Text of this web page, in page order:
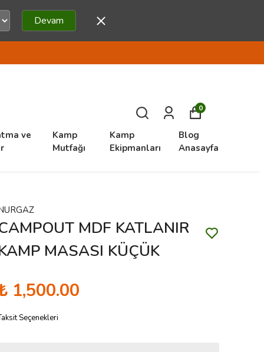
Devam
ve
Kamp
Mutfağı
Kamp
Ekipmanları
Blog
Anasayfa
0
MDF KATLANIR
MASASI KÜÇÜK
1,500.00
Seçenekleri